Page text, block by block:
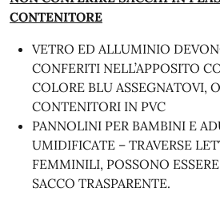
CONTENITORE
VETRO ED ALLUMINIO
CONFERITI NELL’APPOSITO
COLORE BLU ASSEGNATOVI,
CONTENITORI IN PVC
PANNOLINI PER BAMBINI E
UMIDIFICATE – TRAVERSE
FEMMINILI, POSSONO
SACCO TRASPARENTE.